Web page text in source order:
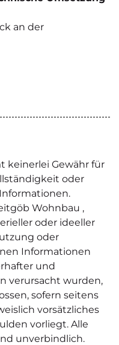
an der
keinerlei Gewähr für
oder
Wohnbau ,
oder ideeller
oder
Informationen
und
verursacht wurden,
sofern seitens
vorsätzliches
vorliegt. Alle
unverbindlich.